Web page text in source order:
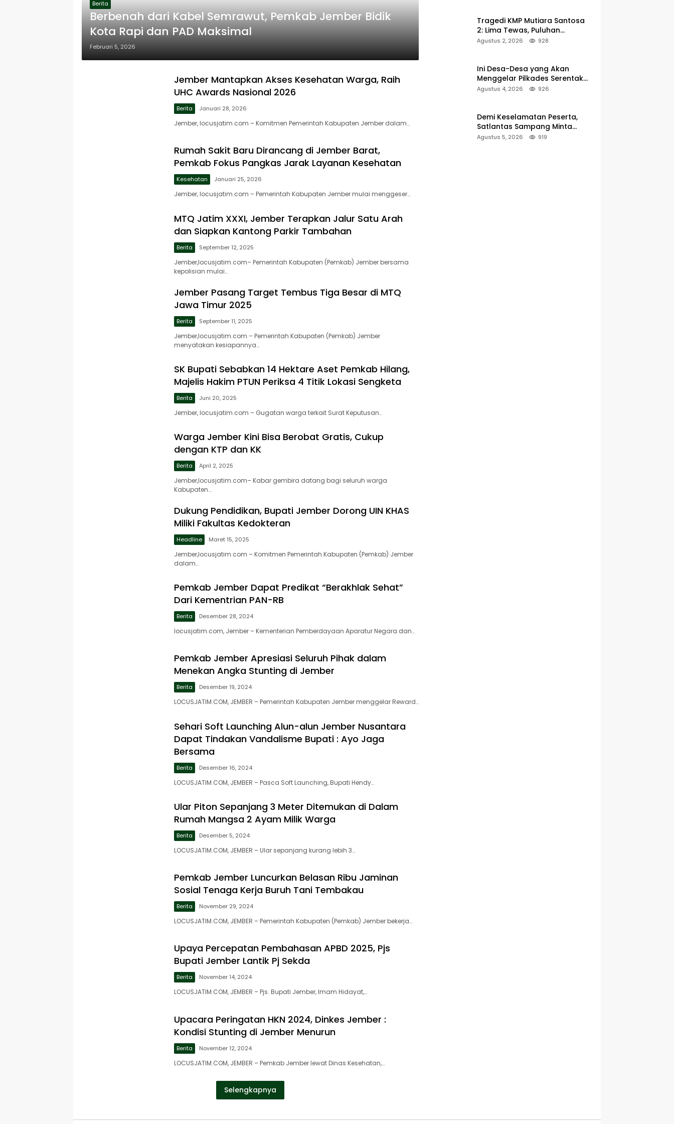
Berita
Berbenah dari Kabel Semrawut, Pemkab Jember Bidik
Kota Rapi dan PAD Maksimal
Februari 5, 2026
Jember Mantapkan Akses Kesehatan Warga, Raih
UHC Awards Nasional 2026
Berita Januari 28, 2026
Jember, locusjatim.com – Komitmen Pemerintah Kabupaten Jember dalam…
Rumah Sakit Baru Dirancang di Jember Barat,
Pemkab Fokus Pangkas Jarak Layanan Kesehatan
Kesehatan Januari 25, 2026
Jember, locusjatim.com – Pemerintah Kabupaten Jember mulai menggeser…
MTQ Jatim XXXI, Jember Terapkan Jalur Satu Arah
dan Siapkan Kantong Parkir Tambahan
Berita September 12, 2025
Jember,locusjatim.com– Pemerintah Kabupaten (Pemkab) Jember bersama
kepolisian mulai…
Jember Pasang Target Tembus Tiga Besar di MTQ
Jawa Timur 2025
Berita September 11, 2025
Jember,locusjatim.com – Pemerintah Kabupaten (Pemkab) Jember
menyatakan kesiapannya…
SK Bupati Sebabkan 14 Hektare Aset Pemkab Hilang,
Majelis Hakim PTUN Periksa 4 Titik Lokasi Sengketa
Berita Juni 20, 2025
Jember, locusjatim.com – Gugatan warga terkait Surat Keputusan…
Warga Jember Kini Bisa Berobat Gratis, Cukup
dengan KTP dan KK
Berita April 2, 2025
Jember,locusjatim.com– Kabar gembira datang bagi seluruh warga
Kabupaten…
Dukung Pendidikan, Bupati Jember Dorong UIN KHAS
Miliki Fakultas Kedokteran
Headline Maret 15, 2025
Jember,locusjatim.com – Komitmen Pemerintah Kabupaten (Pemkab) Jember
dalam…
Pemkab Jember Dapat Predikat “Berakhlak Sehat”
Dari Kementrian PAN-RB
Berita Desember 28, 2024
locusjatim.com, Jember – Kementerian Pemberdayaan Aparatur Negara dan…
Pemkab Jember Apresiasi Seluruh Pihak dalam
Menekan Angka Stunting di Jember
Berita Desember 19, 2024
LOCUSJATIM.COM, JEMBER – Pemerintah Kabupaten Jember menggelar Reward…
Sehari Soft Launching Alun-alun Jember Nusantara
Dapat Tindakan Vandalisme Bupati : Ayo Jaga
Bersama
Berita Desember 16, 2024
LOCUSJATIM.COM, JEMBER – Pasca Soft Launching, Bupati Hendy…
Ular Piton Sepanjang 3 Meter Ditemukan di Dalam
Rumah Mangsa 2 Ayam Milik Warga
Berita Desember 5, 2024
LOCUSJATIM.COM, JEMBER – Ular sepanjang kurang lebih 3…
Pemkab Jember Luncurkan Belasan Ribu Jaminan
Sosial Tenaga Kerja Buruh Tani Tembakau
Berita November 29, 2024
LOCUSJATIM.COM, JEMBER – Pemerintah Kabupaten (Pemkab) Jember bekerja…
Upaya Percepatan Pembahasan APBD 2025, Pjs
Bupati Jember Lantik Pj Sekda
Berita November 14, 2024
LOCUSJATIM.COM, JEMBER – Pjs. Bupati Jember, Imam Hidayat,…
Upacara Peringatan HKN 2024, Dinkes Jember :
Kondisi Stunting di Jember Menurun
Berita November 12, 2024
LOCUSJATIM.COM, JEMBER – Pemkab Jember lewat Dinas Kesehatan,…
Selengkapnya
Tragedi KMP Mutiara Santosa
2: Lima Tewas, Puluhan
Penumpang Masih Dalam
Agustus 2, 2026 928
Ini Desa-Desa yang Akan
Menggelar Pilkades Serentak
2027 di Kabupaten Sumenep
Agustus 4, 2026 926
Demi Keselamatan Peserta,
Satlantas Sampang Minta
Latihan Gerak Jalan Pindah ke
Agustus 5, 2026 919